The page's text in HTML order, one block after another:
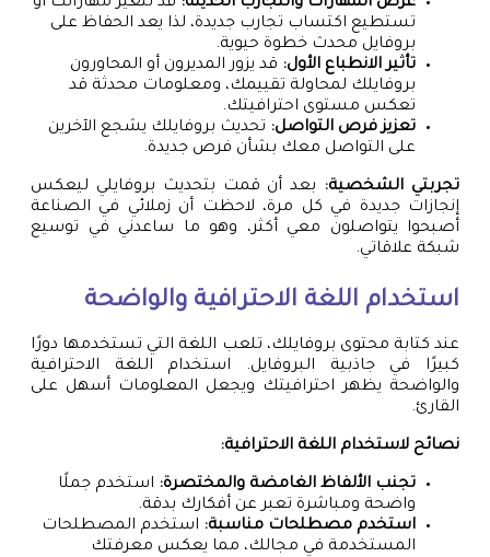
تستطيع اكتساب تجارب جديدة، لذا يعد الحفاظ على
بروفايل محدث خطوة حيوية.
تأثير الانطباع الأول: قد يزور المديرون أو المحاورون
بروفايلك لمحاولة تقييمك، ومعلومات محدثة قد
تعكس مستوى احترافيتك.
تعزيز فرص التواصل: تحديث بروفايلك يشجع الآخرين
على التواصل معك بشأن فرص جديدة.
تجربتي الشخصية:
بعد أن قمت بتحديث بروفايلي ليعكس
إنجازات جديدة في كل مرة، لاحظت أن زملائي في الصناعة
أصبحوا يتواصلون معي أكثر، وهو ما ساعدني في توسيع
شبكة علاقاتي.
استخدام اللغة الاحترافية والواضحة
عند كتابة محتوى بروفايلك، تلعب اللغة التي تستخدمها دورًا
كبيرًا في جاذبية البروفايل. استخدام اللغة الاحترافية
والواضحة يظهر احترافيتك ويجعل المعلومات أسهل على
القارئ.
نصائح لاستخدام اللغة الاحترافية:
تجنب الألفاظ الغامضة والمختصرة: استخدم جملًا
واضحة ومباشرة تعبر عن أفكارك بدقة.
استخدم مصطلحات مناسبة: استخدم المصطلحات
المستخدمة في مجالك، مما يعكس معرفتك